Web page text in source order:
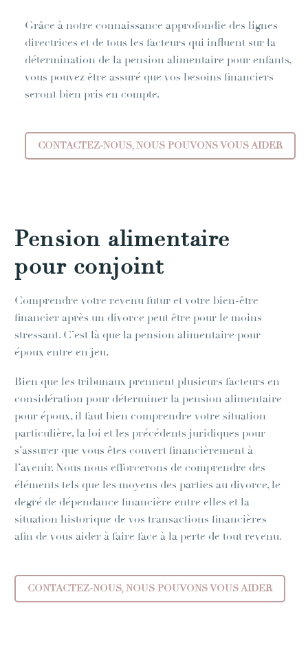
Grâce à notre connaissance approfondie des lignes
directrices et de tous les facteurs qui influent sur la
détermination de la pension alimentaire pour enfants,
vous pouvez être assuré que vos besoins financiers
seront bien pris en compte.
CONTACTEZ-NOUS, NOUS POUVONS VOUS AIDER
Pension alimentaire
pour conjoint
Comprendre votre revenu futur et votre bien-être
financier après un divorce peut être pour le moins
stressant. C’est là que la pension alimentaire pour
époux entre en jeu.
Bien que les tribunaux prennent plusieurs facteurs en
considération pour déterminer la pension alimentaire
pour époux, il faut bien comprendre votre situation
particulière, la loi et les précédents juridiques pour
s’assurer que vous êtes couvert financièrement à
l’avenir. Nous nous efforcerons de comprendre des
éléments tels que les moyens des parties au divorce, le
degré de dépendance financière entre elles et la
situation historique de vos transactions financières
afin de vous aider à faire face à la perte de tout revenu.
CONTACTEZ-NOUS, NOUS POUVONS VOUS AIDER